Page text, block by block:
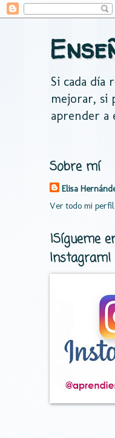
Si cada día
mejorar, si
aprender a
Sobre mí
Elisa
Ver todo mi perfil
¡Sígueme
Instagram!